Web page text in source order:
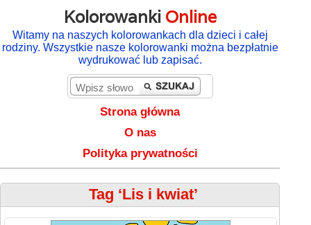
Kolorowanki Online
Witamy na naszych kolorowankach dla dzieci i całej
rodziny. Wszystkie nasze kolorowanki można bezpłatnie
wydrukować lub zapisać.
Strona główna
O nas
Polityka prywatności
Tag ‘Lis i kwiat’